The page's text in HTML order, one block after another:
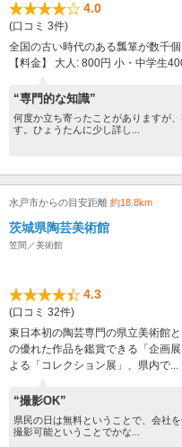
4.0
(口コミ 3件)
全国の古い時代のある瓢箪が数千
【料金】 大人: 800円 小・中学生
“専門的な知識”
何度か立ち寄ったことがありますが
す。ひょうたんに少し詳し...
水戸市からの目安距離 約18.8km
茨城県陶芸美術館
笠間／美術館
4.3
(口コミ 32件)
東日本初の陶芸専門の県立美術館
の優れた作品を鑑賞できる「企画
よる「コレクション展」、県内で...
“撮影OK”
県民の日は無料ということで、会社
撮影可能ということでかな...